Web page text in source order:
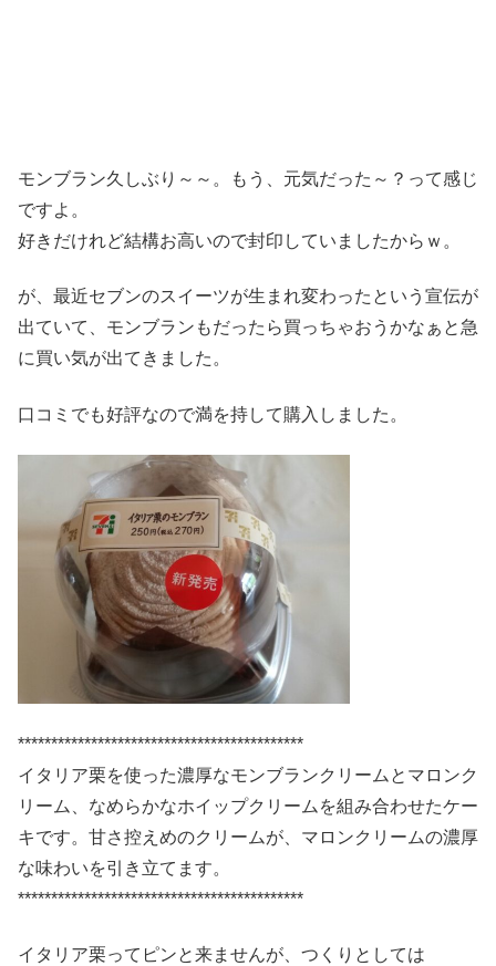
モンブラン久しぶり～～。もう、元気だった～？って感じ
ですよ。
好きだけれど結構お高いので封印していましたからｗ。
が、最近セブンのスイーツが生まれ変わったという宣伝が
出ていて、モンブランもだったら買っちゃおうかなぁと急
に買い気が出てきました。
口コミでも好評なので満を持して購入しました。
*******************************************
イタリア栗を使った濃厚なモンブランクリームとマロンク
リーム、なめらかなホイップクリームを組み合わせたケー
キです。甘さ控えめのクリームが、マロンクリームの濃厚
な味わいを引き立てます。
*******************************************
イタリア栗ってピンと来ませんが、つくりとしては